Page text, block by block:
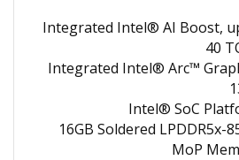
Integrated Intel® AI Boost,
40
Integrated Intel® Arc™
Intel® SoC
16GB Soldered LPDDR5x-
MoP